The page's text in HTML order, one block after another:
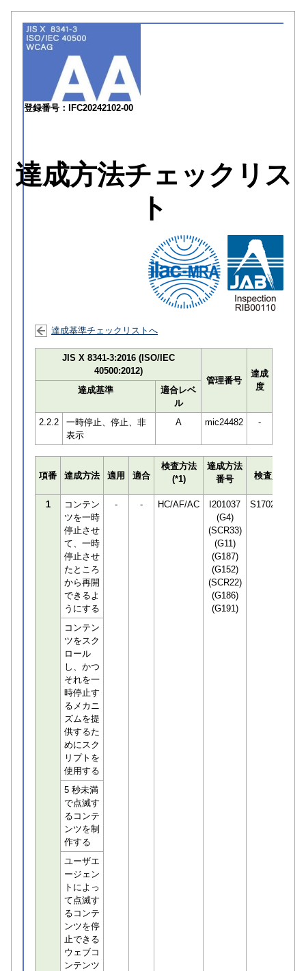
登録番号：IFC20242102-00
達成方法チェックリス
ト
達成基準チェックリストへ
JIS X 8341-3:2016 (ISO/IEC
40500:2012)
管理番号
達成
度
達成基準
適合レベ
ル
2.2.2
一時停止、停止、非
表示
A mic24482 -
項番 達成方法 適用 適合
検査方法
(*1)
達成方法
番号
検査員
1
コンテン
ツを一時
停止させ
て、一時
停止させ
たところ
から再開
できるよ
うにする
- - HC/AF/AC
I201037
(G4)
(SCR33)
(G11)
(G187)
(G152)
(SCR22)
(G186)
(G191)
S170294
コンテン
ツをスク
ロール
し、かつ
それを一
時停止す
るメカニ
ズムを提
供するた
めにスク
リプトを
使用する
5 秒未満
で点滅す
るコンテ
ンツを制
作する
ユーザエ
ージェン
トによっ
て点滅す
るコンテ
ンツを停
止できる
ウェブコ
ンテンツ